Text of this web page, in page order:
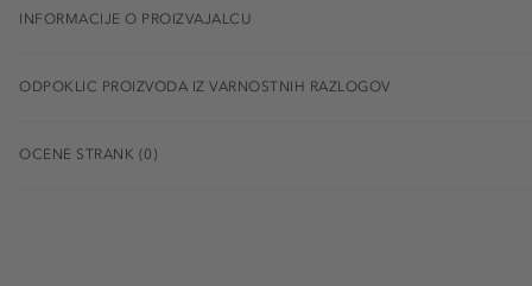
INFORMACIJE O PROIZVAJALCU
ODPOKLIC PROIZVODA IZ VARNOSTNIH RAZLOGOV
OCENE STRANK (0)